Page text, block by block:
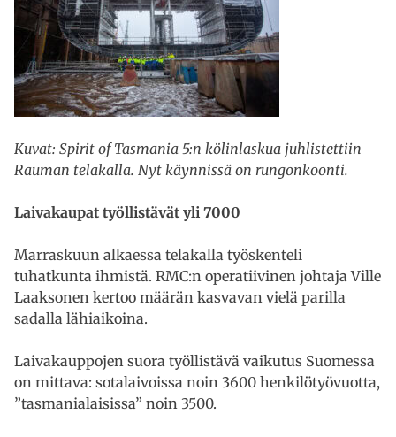
Kuvat: Spirit of Tasmania 5:n kölinlaskua juhlistettiin
Rauman telakalla. Nyt käynnissä on rungonkoonti.
Laivakaupat työllistävät yli 7000
Marraskuun alkaessa telakalla työskenteli
tuhatkunta ihmistä. RMC:n operatiivinen johtaja Ville
Laaksonen kertoo määrän kasvavan vielä parilla
sadalla lähiaikoina.
Laivakauppojen suora työllistävä vaikutus Suomessa
on mittava: sotalaivoissa noin 3600 henkilötyövuotta,
”tasmanialaisissa” noin 3500.